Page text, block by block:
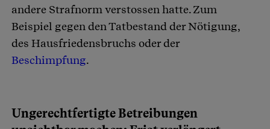
andere Strafnorm verstossen hatte. Zum
Beispiel gegen den Tatbestand der Nötigung,
des Hausfriedensbruchs oder der
Beschimpfung.
Ungerechtfertigte Betreibungen